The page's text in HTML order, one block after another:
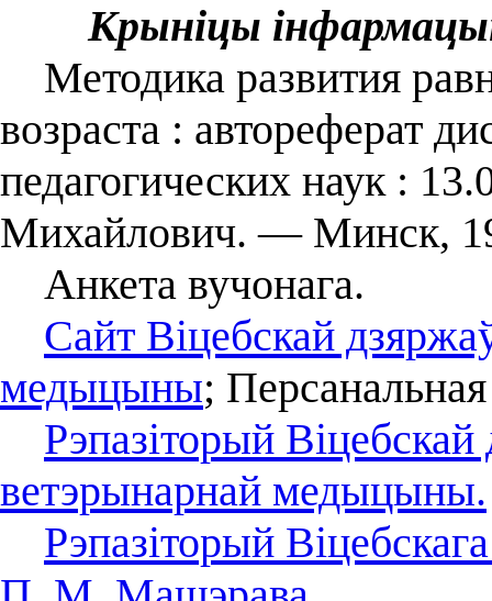
Крыніцы
Методика развития
возраста : автореферат
педагогических наук :
Михайлович. ― Минск,
Анкета вучонага.
Сайт Віцебскай
медыцыны;
Рэпазіторый Віцебскай
ветэрынарнай медыцыны.
Рэпазіторый